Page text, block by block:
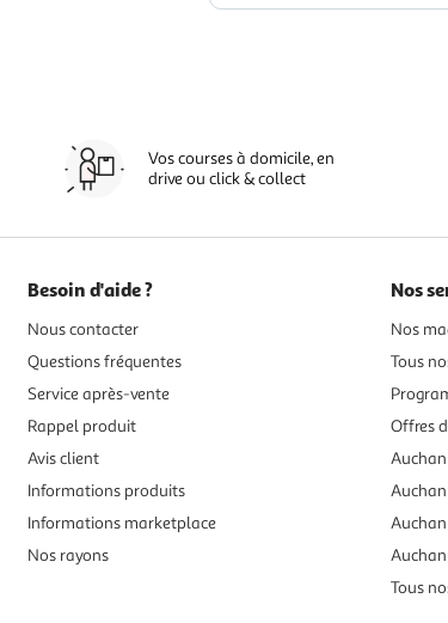
Vos courses à domicile, en
drive ou click & collect
Besoin d'aide ?
Nous contacter
Questions fréquentes
Service après-vente
Rappel produit
Avis client
Informations produits
Informations marketplace
Nos rayons
Nos
Nos
Tous
Offres
Tous